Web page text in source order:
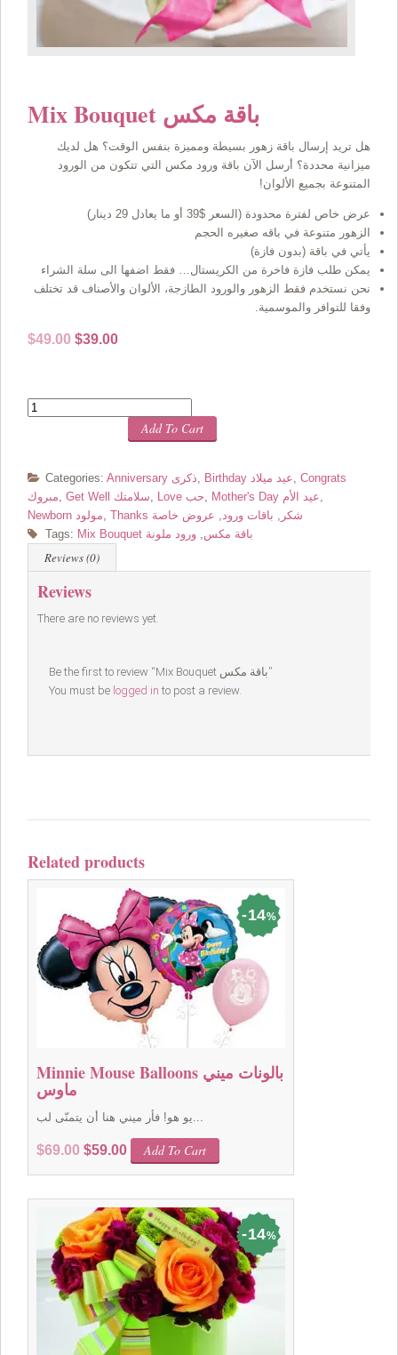
Mix Bouquet باقة مكس
هل تريد إرسال باقة زهور بسيطة ومميزة بنفس الوقت؟ هل لديك
ميزانية محددة؟ أرسل الآن باقة ورود مكس التي تتكون من الورود
المتنوعة بجميع الألوان!
عرض خاص لفترة محدودة (السعر $39 أو ما يعادل 29 دينار)
الزهور متنوعة في باقه صغيره الحجم
يأتي في باقة (بدون فازة)
يمكن طلب فازة فاخرة من الكريستال… فقط اضفها الى سلة الشراء
نحن نستخدم فقط الزهور والورود الطازجة، الألوان والأصناف قد تختلف
وفقا للتوافر والموسمية.
$49.00 Original
$39.00Current
Quantity
Add To Cart
Categories: Anniversary ذكرى Birthday عيد ميلاد Congrats
مبروك
Get Well سلامتك Love حب Mother's Day عيد الأم
Newborn مولود
Thanks شكر باقات ورود
عروض خاصة
Tags:
Mix Bouquet باقة مكس ورود ملونة
Reviews (0)
Reviews
There are no reviews yet.
Be the first to review “Mix Bouquet باقة مكس”
You must be logged in to post a review.
Related products
14%
Minnie Mouse Balloons بالونات ميني
ماوس
يو هو! فأر ميني هنا أن يتمنّى لب...
$69.00 Original
$69.00.
$59.00Current
price
$59.00.
Add To Cart
14%